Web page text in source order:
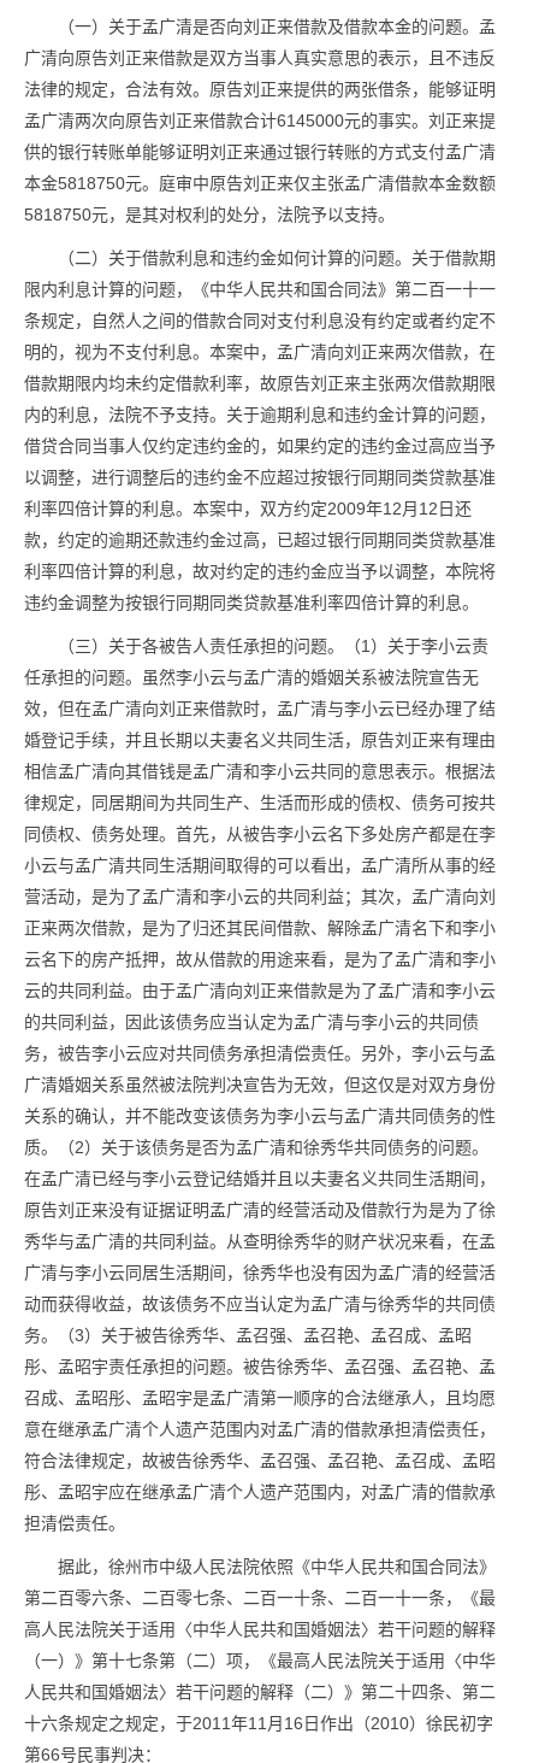
（一）关于孟广清是否向刘正来借款及借款本金的问题。孟
广清向原告刘正来借款是双方当事人真实意思的表示，且不违反
法律的规定，合法有效。原告刘正来提供的两张借条，能够证明
孟广清两次向原告刘正来借款合计6145000元的事实。刘正来提
供的银行转账单能够证明刘正来通过银行转账的方式支付孟广清
本金5818750元。庭审中原告刘正来仅主张孟广清借款本金数额
5818750元，是其对权利的处分，法院予以支持。
（二）关于借款利息和违约金如何计算的问题。关于借款期
限内利息计算的问题，《中华人民共和国合同法》第二百一十一
条规定，自然人之间的借款合同对支付利息没有约定或者约定不
明的，视为不支付利息。本案中，孟广清向刘正来两次借款，在
借款期限内均未约定借款利率，故原告刘正来主张两次借款期限
内的利息，法院不予支持。关于逾期利息和违约金计算的问题，
借贷合同当事人仅约定违约金的，如果约定的违约金过高应当予
以调整，进行调整后的违约金不应超过按银行同期同类贷款基准
利率四倍计算的利息。本案中，双方约定2009年12月12日还
款，约定的逾期还款违约金过高，已超过银行同期同类贷款基准
利率四倍计算的利息，故对约定的违约金应当予以调整，本院将
违约金调整为按银行同期同类贷款基准利率四倍计算的利息。
（三）关于各被告人责任承担的问题。（1）关于李小云责
任承担的问题。虽然李小云与孟广清的婚姻关系被法院宣告无
效，但在孟广清向刘正来借款时，孟广清与李小云已经办理了结
婚登记手续，并且长期以夫妻名义共同生活，原告刘正来有理由
相信孟广清向其借钱是孟广清和李小云共同的意思表示。根据法
律规定，同居期间为共同生产、生活而形成的债权、债务可按共
同债权、债务处理。首先，从被告李小云名下多处房产都是在李
小云与孟广清共同生活期间取得的可以看出，孟广清所从事的经
营活动，是为了孟广清和李小云的共同利益；其次，孟广清向刘
正来两次借款，是为了归还其民间借款、解除孟广清名下和李小
云名下的房产抵押，故从借款的用途来看，是为了孟广清和李小
云的共同利益。由于孟广清向刘正来借款是为了孟广清和李小云
的共同利益，因此该债务应当认定为孟广清与李小云的共同债
务，被告李小云应对共同债务承担清偿责任。另外，李小云与孟
广清婚姻关系虽然被法院判决宣告为无效，但这仅是对双方身份
关系的确认，并不能改变该债务为李小云与孟广清共同债务的性
质。（2）关于该债务是否为孟广清和徐秀华共同债务的问题。
在孟广清已经与李小云登记结婚并且以夫妻名义共同生活期间，
原告刘正来没有证据证明孟广清的经营活动及借款行为是为了徐
秀华与孟广清的共同利益。从查明徐秀华的财产状况来看，在孟
广清与李小云同居生活期间，徐秀华也没有因为孟广清的经营活
动而获得收益，故该债务不应当认定为孟广清与徐秀华的共同债
务。（3）关于被告徐秀华、孟召强、孟召艳、孟召成、孟昭
彤、孟昭宇责任承担的问题。被告徐秀华、孟召强、孟召艳、孟
召成、孟昭彤、孟昭宇是孟广清第一顺序的合法继承人，且均愿
意在继承孟广清个人遗产范围内对孟广清的借款承担清偿责任，
符合法律规定，故被告徐秀华、孟召强、孟召艳、孟召成、孟昭
彤、孟昭宇应在继承孟广清个人遗产范围内，对孟广清的借款承
担清偿责任。
据此，徐州市中级人民法院依照《中华人民共和国合同法》
第二百零六条、二百零七条、二百一十条、二百一十一条，《最
高人民法院关于适用〈中华人民共和国婚姻法〉若干问题的解释
（一）》第十七条第（二）项，《最高人民法院关于适用〈中华
人民共和国婚姻法〉若干问题的解释（二）》第二十四条、第二
十六条规定之规定，于2011年11月16日作出（2010）徐民初字
第66号民事判决：